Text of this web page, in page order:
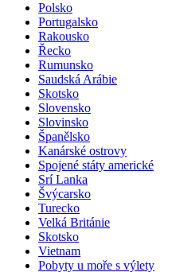
Polsko
Portugalsko
Rakousko
Řecko
Rumunsko
Saudská Arábie
Skotsko
Slovensko
Slovinsko
Španělsko
Kanárské ostrovy
Spojené státy americké
Srí Lanka
Švýcarsko
Turecko
Velká Británie
Skotsko
Vietnam
Pobyty u moře s výlety